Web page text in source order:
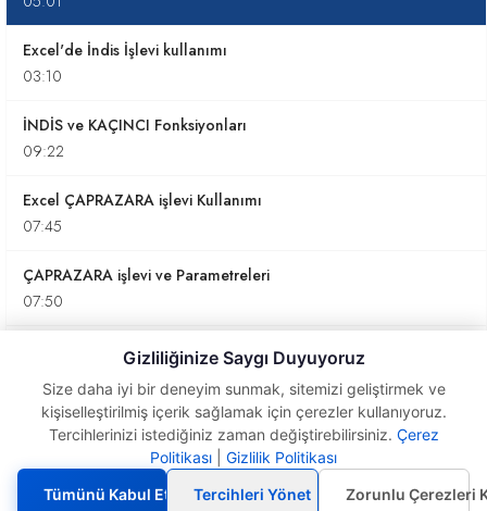
Excel'de İndis İşlevi kullanımı
03:10
İNDİS ve KAÇINCI Fonksiyonları
09:22
Excel ÇAPRAZARA işlevi Kullanımı
07:45
ÇAPRAZARA işlevi ve Parametreleri
07:50
İndis ve Kaçıncı İşlevlerinin Kullanımı
Hangi işlevi kullanmalıyız?
İndis ve Kaçıncı işlevlerinin kullanımı (Farklı Örnek)
kullanımı
Gizliliğinize Saygı Duyuyoruz
Size daha iyi bir deneyim sunmak, sitemizi geliştirmek ve
kişiselleştirilmiş içerik sağlamak için çerezler kullanıyoruz.
Tercihlerinizi istediğiniz zaman değiştirebilirsiniz. Çerez
Politikası
Gizlilik Politikası
Tümünü Kabul Et
Tercihleri Yönet Zorunlu Çerezleri